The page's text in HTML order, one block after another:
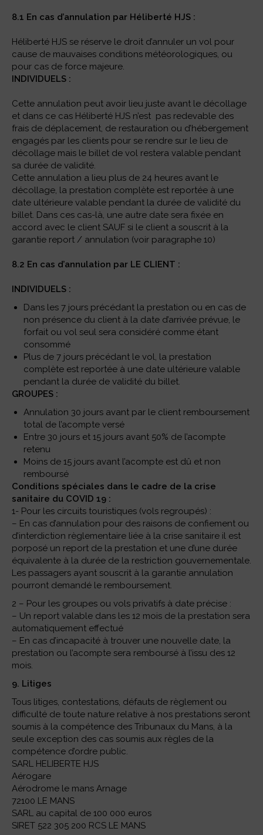
8.1 En cas d’annulation par Héliberté HJS :
Héliberté HJS se réserve le droit d’annuler un vol pour
cause de mauvaises conditions météorologiques, ou
pour cas de force majeure.
INDIVIDUELS :
Cette annulation peut avoir lieu juste avant le décollage
et dans ce cas Héliberté HJS n’est pas redevable des
frais de déplacement, de restauration ou d’hébergement
engagés par les clients pour se rendre sur le lieu de
décollage mais le billet de vol restera valable pendant
sa durée de validité.
Cette annulation a lieu plus de 24 heures avant le
décollage, la prestation complète est reportée à une
date ultérieure valable pendant la durée de validité du
billet. Dans ces cas-là, une autre date sera fixée en
accord avec le client SAUF si le client a souscrit à la
garantie report / annulation (voir paragraphe 10)
8.2 En cas d’annulation par LE CLIENT :
INDIVIDUELS :
Dans les 7 jours précédant la prestation ou en cas de
non présence du client à la date d’arrivée prévue, le
forfait ou vol seul sera considéré comme étant
consommé
Plus de 7 jours précédant le vol, la prestation
complète est reportée à une date ultérieure valable
pendant la durée de validité du billet.
GROUPES :
Annulation 30 jours avant par le client remboursement
total de l’acompte versé
Entre 30 jours et 15 jours avant 50% de l’acompte
retenu
Moins de 15 jours avant l’acompte est dû et non
remboursé
Conditions spéciales dans le cadre de la crise
sanitaire du COVID 19 :
1- Pour les circuits touristiques (vols regroupés) :
– En cas d’annulation pour des raisons de confiement ou
d’interdiction règlementaire liée à la crise sanitaire il est
porposé un report de la prestation et une d’une durée
équivalente à la durée de la restriction gouvernementale.
Les passagers ayant souscrit à la garantie annulation
pourront demandé le remboursement.
2 – Pour les groupes ou vols privatifs à date précise :
– Un report valable dans les 12 mois de la prestation sera
automatiquement effectué
– En cas d’incapacité à trouver une nouvelle date, la
prestation ou l’acompte sera remboursé à l’issu des 12
mois.
9. Litiges
Tous litiges, contestations, défauts de règlement ou
difficulté de toute nature relative à nos prestations seront
soumis à la compétence des Tribunaux du Mans, à la
seule exception des cas soumis aux règles de la
compétence d’ordre public.
SARL HELIBERTE HJS
Aérogare
Aérodrome le mans Arnage
72100 LE MANS
SARL au capital de 100 000 euros
SIRET 522 305 200 RCS LE MANS